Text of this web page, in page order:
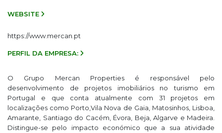
WEBSITE
https://www.mercan.pt
PERFIL DA EMPRESA:
O Grupo Mercan Properties é responsável pelo
desenvolvimento de projetos imobiliários no turismo em
Portugal e que conta atualmente com 31 projetos em
localizações como Porto,Vila Nova de Gaia, Matosinhos, Lisboa,
Amarante, Santiago do Cacém, Évora, Beja, Algarve e Madeira.
Distingue-se pelo impacto económico que a sua atividade